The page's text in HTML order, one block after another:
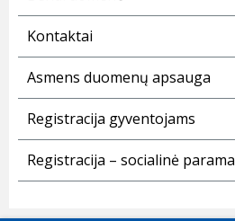
Kontaktai
Asmens duomenų apsauga
Registracija gyventojams
Registracija – socialinė parama